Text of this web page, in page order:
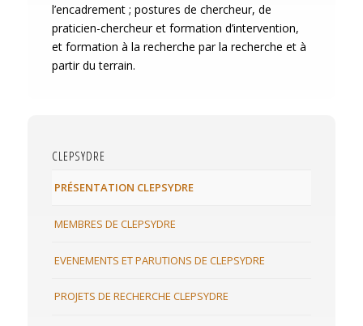
l’encadrement ; postures de chercheur, de
praticien-chercheur et formation d’intervention,
et formation à la recherche par la recherche et à
partir du terrain.
CLEPSYDRE
PRÉSENTATION CLEPSYDRE
MEMBRES DE CLEPSYDRE
EVENEMENTS ET PARUTIONS DE CLEPSYDRE
PROJETS DE RECHERCHE CLEPSYDRE